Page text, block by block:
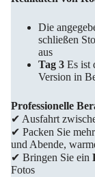
Die
schließen
aus
Tag 3 Es ist
Version in
Professionelle
✔ Ausfahrt
✔ Packen Sie
und Abende,
✔ Bringen Sie ein
Fotos